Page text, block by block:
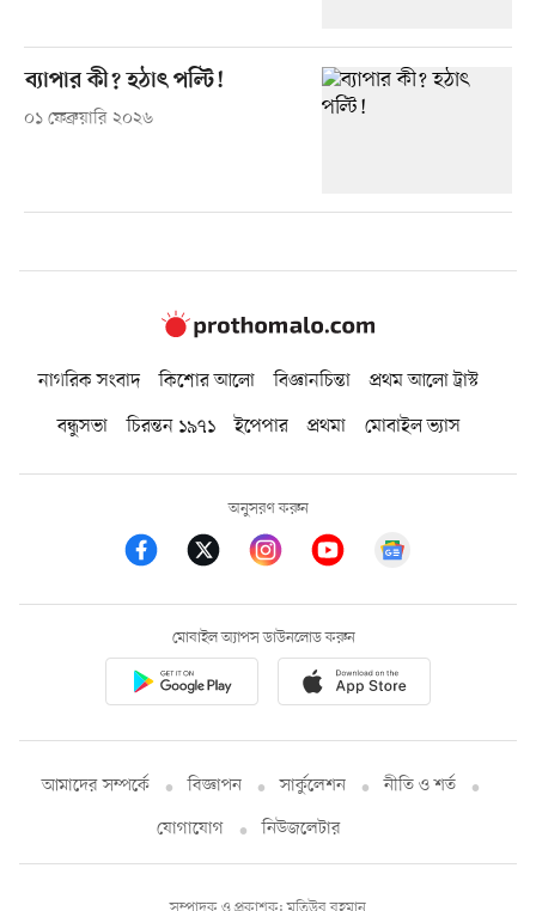
ব্যাপার কী? হঠাৎ পল্টি!
০১ ফেব্রুয়ারি ২০২৬
নাগরিক সংবাদ কিশোর আলো বিজ্ঞানচিন্তা
প্রথম আলো ট্রাস্ট
বন্ধুসভা
চিরন্তন ১৯৭১ ইপেপার প্রথমা মোবাইল ভ্যাস
অনুসরণ করুন
মোবাইল অ্যাপস ডাউনলোড করুন
আমাদের সম্পর্কে বিজ্ঞাপন সার্কুলেশন
নীতি ও শর্ত
যোগাযোগ
নিউজলেটার